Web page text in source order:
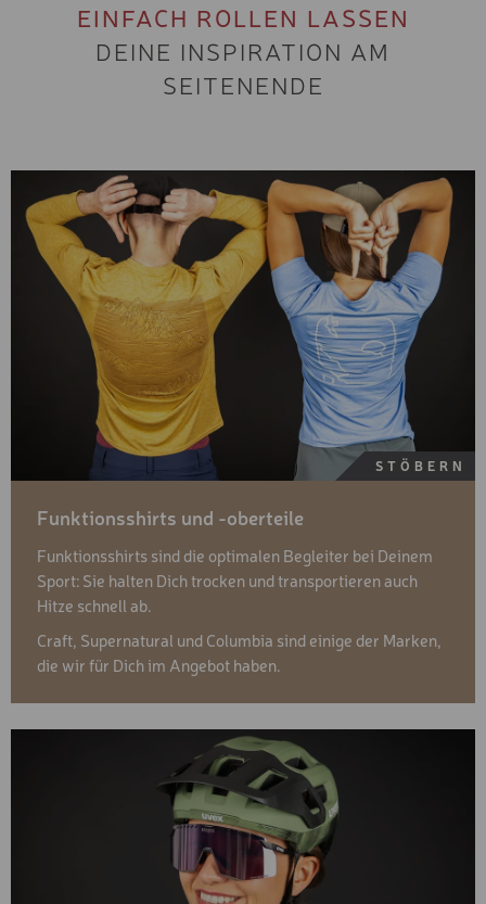
EINFACH ROLLEN LASSEN
DEINE INSPIRATION AM
SEITENENDE
Funktionsshirts und -oberteile
Funktionsshirts sind die optimalen Begleiter bei Deinem
Sport: Sie halten Dich trocken und transportieren auch
Hitze schnell ab.
Craft, Supernatural und Columbia sind einige der Marken,
die wir für Dich im Angebot haben.
STÖBERN